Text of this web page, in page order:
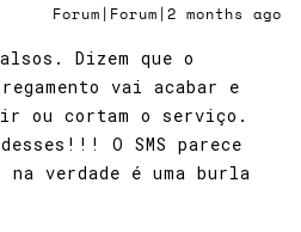
Forum|Forum|2 months ago
Dizem que o
vai acabar e
ou cortam o serviço.
O SMS parece
na verdade é uma burla